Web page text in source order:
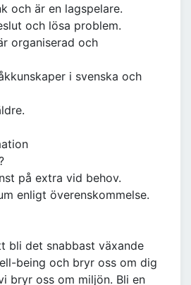
och är en lagspelare.
och lösa problem.
organiserad och
i svenska och
på extra vid behov.
enligt överenskommelse.
bli det snabbast växande
being och bryr oss om dig
bryr oss om miljön. Bli en